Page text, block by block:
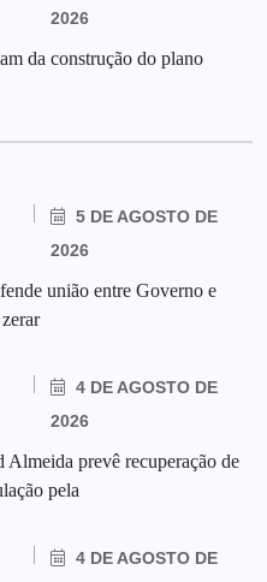
2026
da construção do plano
5 DE AGOSTO DE
2026
união entre Governo e
4 DE AGOSTO DE
2026
Almeida prevê recuperação de
pela
4 DE AGOSTO DE